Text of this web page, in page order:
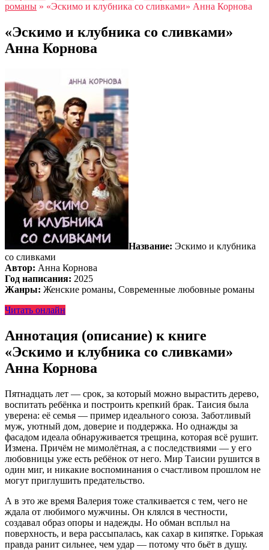
романы » «Эскимо и клубника со сливками» Анна Корнова
«Эскимо и клубника со сливками»
Анна Корнова
Название: Эскимо и клубника
со сливками
Автор: Анна Корнова
Год написания: 2025
Жанры: Женские романы, Современные любовные романы
Читать онлайн
Аннотация (описание) к книге
«Эскимо и клубника со сливками»
Анна Корнова
Пятнадцать лет — срок, за который можно вырастить дерево,
воспитать ребёнка и построить крепкий брак. Таисия была
уверена: её семья — пример идеального союза. Заботливый
муж, уютный дом, доверие и поддержка. Но однажды за
фасадом идеала обнаруживается трещина, которая всё рушит.
Измена. Причём не мимолётная, а с последствиями — у его
любовницы уже есть ребёнок от него. Мир Таисии рушится в
один миг, и никакие воспоминания о счастливом прошлом не
могут приглушить предательство.
А в это же время Валерия тоже сталкивается с тем, чего не
ждала от любимого мужчины. Он клялся в честности,
создавал образ опоры и надежды. Но обман всплыл на
поверхность, и вера рассыпалась, как сахар в кипятке. Горькая
правда ранит сильнее, чем удар — потому что бьёт в душу.